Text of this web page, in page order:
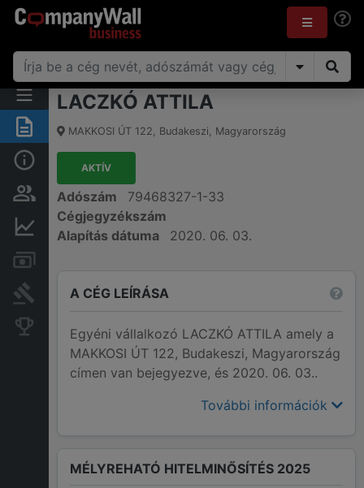
Összegzés
Alap információk
Személyek és tulajdonjog
Pénzügyi információk
Bírósági eljárások
Konkurens cégek
LACZKÓ ATTILA
MAKKOSI ÚT 122, Budakeszi, Magyarország
AKTÍV
Adószám
79468327-1-33
Cégjegyzékszám
Alapítás dátuma
2020. 06. 03.
A CÉG LEÍRÁSA
Egyéni vállalkozó LACZKÓ ATTILA amely a
MAKKOSI ÚT 122, Budakeszi, Magyarország
címen van bejegyezve, és 2020. 06. 03..
További információk
MÉLYREHATÓ HITELMINŐSÍTÉS 2025